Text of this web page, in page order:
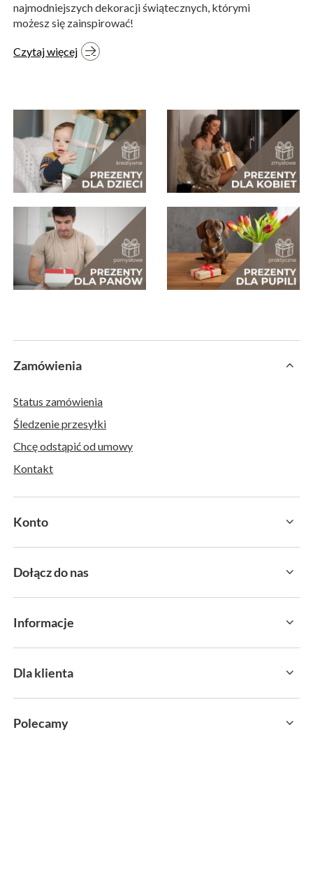
najmodniejszych dekoracji świątecznych, którymi
możesz się zainspirować!
Czytaj więcej
Zamówienia
Status zamówienia
Śledzenie przesyłki
Chcę odstąpić od umowy
Kontakt
Konto
Dołącz do nas
Informacje
Dla klienta
Polecamy